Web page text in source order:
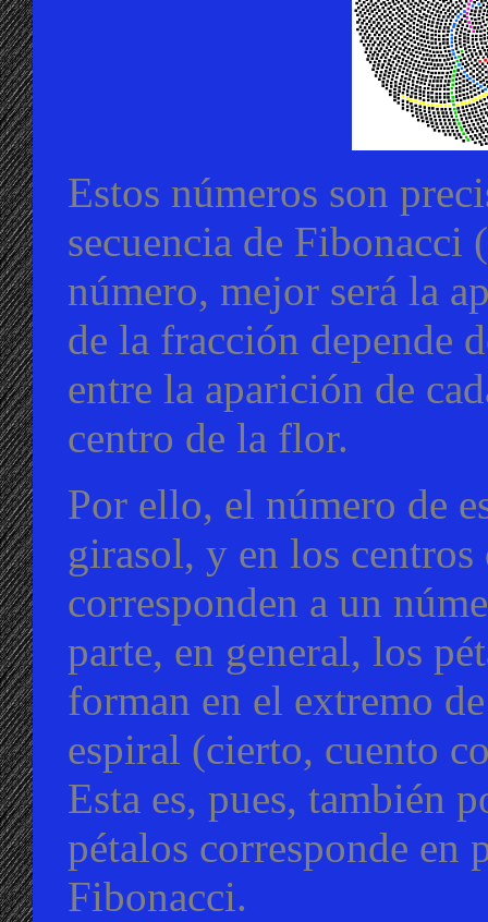
Estos números son
secuencia de Fibonacci
número, mejor será la
de la fracción depende
entre la aparición de
centro de la flor.
Por ello, el número de
girasol, y en los
corresponden a un
parte, en general, los
forman en el extremo
espiral (cierto, cuento
Esta es, pues, también
pétalos corresponde en
Fibonacci.